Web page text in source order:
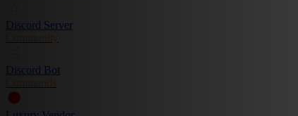
Discord Server
Community
Discord Bot